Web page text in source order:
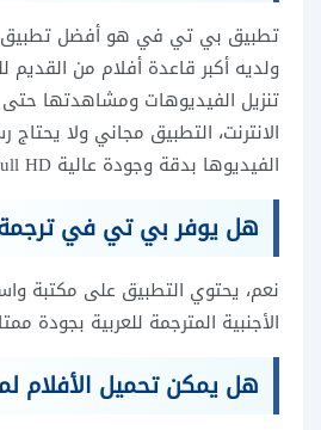
تطبيق بي تي في هو أفضل تطبيق
ولديه أكبر قاعدة أفلام من القديم
تنزيل الفيديوهات ومشاهدتها
الانترنت، التطبيق مجاني ولا يحتاج
الفيديوها بدقة وجودة عالية full HD .
هل يوفر بي تي في ترجمة
نعم، يحتوي التطبيق على مكتبة
الأجنبية المترجمة للعربية بجودة
هل يمكن تحميل الأفلام